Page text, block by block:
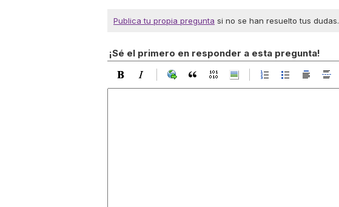
Publica tu propia pregunta si no se han resuelto tus dudas.
¡Sé el primero en responder a esta pregunta!